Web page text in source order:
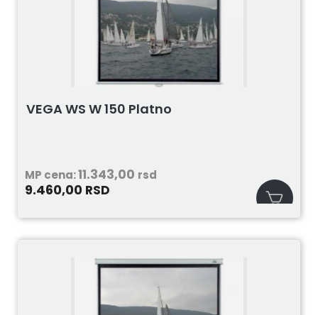
VEGA WS W 150 Platno
MP cena:11.343,00 rsd
9.460,00 RSD